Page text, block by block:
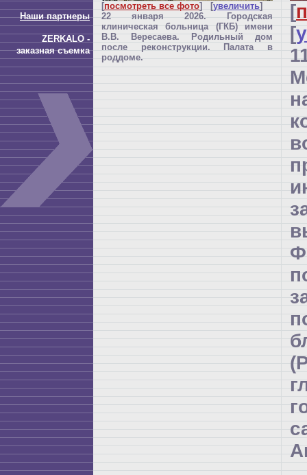
Наши партнеры
ZERKALO -
заказная съемка
[посмотреть все фото] [увеличить]
22 января 2026. Городская
клиническая больница (ГКБ) имени
В.В. Вересаева. Родильный дом
после реконструкции. Палата в
роддоме.
[
[